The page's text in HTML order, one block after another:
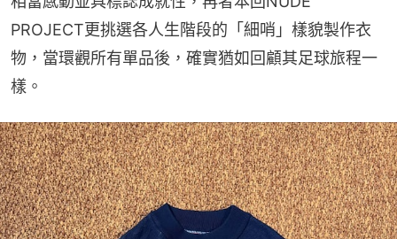
PROJECT更挑選各人生階段的「細哨」樣貌製作衣
物，當環觀所有單品後，確實猶如回顧其足球旅程一
樣。